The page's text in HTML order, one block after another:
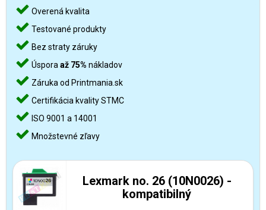
Overená kvalita
Testované produkty
Bez straty záruky
Úspora až 75% nákladov
Záruka od Printmania.sk
Certifikácia kvality STMC
ISO 9001 a 14001
Množstevné zľavy
Lexmark no. 26 (10N0026) -
kompatibilný